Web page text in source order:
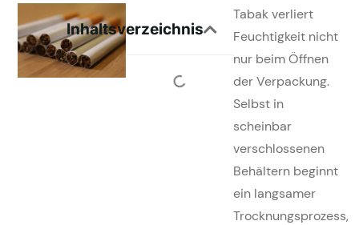
Inhaltsverzeichnis
Tabak verliert
Feuchtigkeit nicht
nur beim Öffnen
der Verpackung.
Selbst in
scheinbar
verschlossenen
Behältern beginnt
ein langsamer
Trocknungsprozess,